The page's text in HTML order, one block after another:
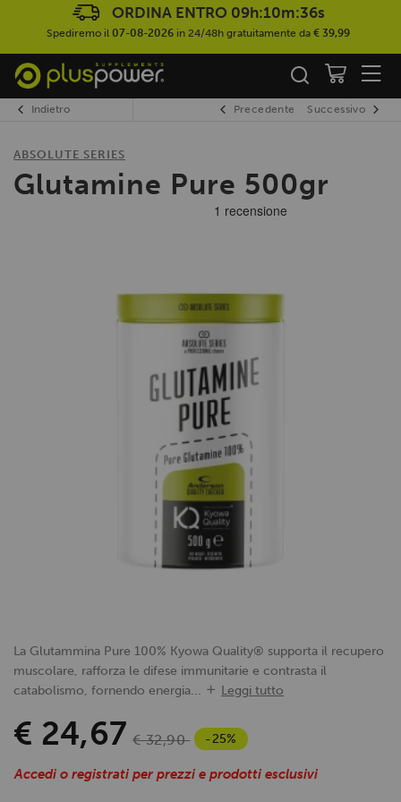
ORDINA ENTRO 09h:10m:35s
Spediremo il 07-08-2026 in 24/48h gratuitamente da € 39,99
Indietro Precedente Successivo
ABSOLUTE SERIES
Glutamine Pure 500gr
La Glutammina Pure 100% Kyowa Quality® supporta il recupero
muscolare, rafforza le difese immunitarie e contrasta il
catabolismo, fornendo energia...
Leggi tutto
€ 24,67 € 32,90 -25%
Accedi o registrati per prezzi e prodotti esclusivi